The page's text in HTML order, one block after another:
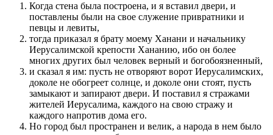
Когда стена была построена, и я вставил двери, и
поставлены были на свое служение привратники и
певцы и левиты,
тогда приказал я брату моему Ханани и начальнику
Иерусалимской крепости Хананию, ибо он более
многих других был человек верный и богобоязненный,
и сказал я им: пусть не отворяют ворот Иерусалимских,
доколе не обогреет солнце, и доколе они стоят, пусть
замыкают и запирают двери. И поставил я стражами
жителей Иерусалима, каждого на свою стражу и
каждого напротив дома его.
Но город был пространен и велик, а народа в нем было